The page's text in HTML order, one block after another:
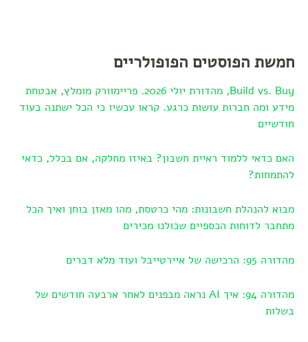
חמשת הפוסטים הפופולריים
Build vs. Buy, מהדורת יולי 2026. פריימוורק מומלץ, אבטחת
מידע ומה חברות עושות כרגע. קראו עכשיו כי הכל ישתנה בעוד
חודשיים
האם כדאי ללמוד ראיית חשבון? באיזו מחלקה, אם בכלל, כדאי
להתמחות?
מבוא להנהלת חשבונות: מהי כרטסת, מהו מאזן בוחן ואיך הכל
מתחבר לדוחות הכספיים שכולנו מכירים
מהדורה 95: הרכישה של איירטייבל ועוד מלא דברים
מהדורה 94: איך AI נראה מבפנים לאחר ארבעה חודשים של
בשלות